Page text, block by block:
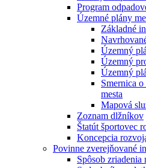
Program
Územné plány
Základné
Územný
Územný
Územný
Smernica
mesta
Mapová
Zoznam dlžníkov
Štatút športovec
Koncepcia
Povinne zverejňované
Spôsob zriadenia